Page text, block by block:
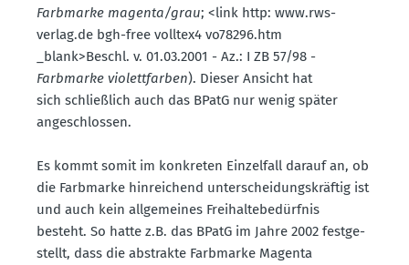
Farbmarke magenta/grau; <link http: www.​rws-​
verlag.​de bgh-free volltex4 vo78296.​htm
_blank>Beschl. v. 01.03.2001 - Az.: I ZB 57/98 -
Farbmarke violett­farben). Dieser Ansicht hat
sich schlie­ßlich auch das BPatG nur wenig später
angeschlossen.
Es kommt somit im konkreten Einzelfall darauf an, ob
die Farbmarke hinrei­chend unter­schei­dungs­kräftig ist
und auch kein allge­meines Freihal­te­be­dürfnis
besteht. So hatte z.B. das BPatG im Jahre 2002 festge­
stellt, dass die abstrakte Farbmarke Magenta